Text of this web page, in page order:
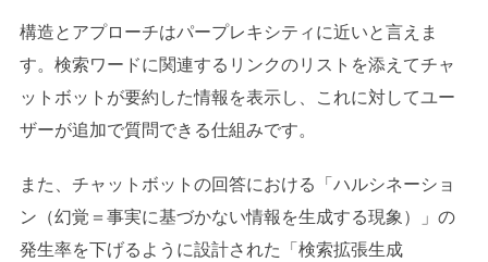
構造とアプローチはパープレキシティに近いと言えま
す。検索ワードに関連するリンクのリストを添えてチャ
ットボットが要約した情報を表示し、これに対してユー
ザーが追加で質問できる仕組みです。
また、チャットボットの回答における「ハルシネーショ
ン（幻覚＝事実に基づかない情報を生成する現象）」の
発生率を下げるように設計された「検索拡張生成